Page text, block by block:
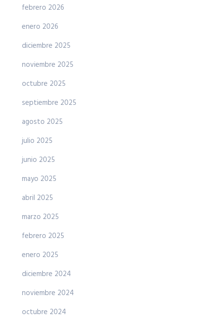
febrero 2026
enero 2026
diciembre 2025
noviembre 2025
octubre 2025
septiembre 2025
agosto 2025
julio 2025
junio 2025
mayo 2025
abril 2025
marzo 2025
febrero 2025
enero 2025
diciembre 2024
noviembre 2024
octubre 2024